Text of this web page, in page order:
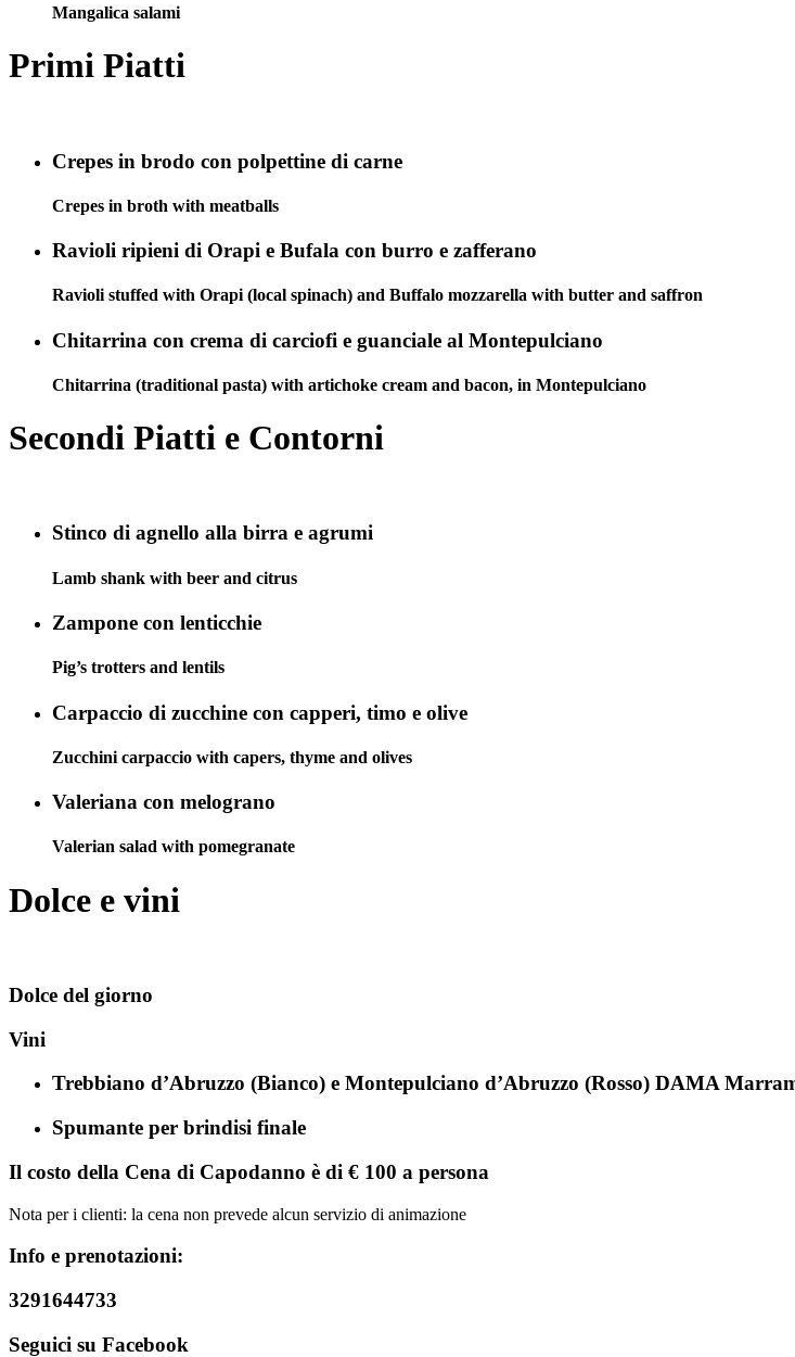
Mangalica salami
Primi Piatti
Crepes in brodo con polpettine di carne
Crepes in broth with meatballs
Ravioli ripieni di Orapi e Bufala con burro e zafferano
Ravioli stuffed with Orapi (local spinach) and Buffalo mozzarella with butter and saffron
Chitarrina con crema di carciofi e guanciale al Montepulciano
Chitarrina (traditional pasta) with artichoke cream and bacon, in Montepulciano
Secondi Piatti e Contorni
Stinco di agnello alla birra e agrumi
Lamb shank with beer and citrus
Zampone con lenticchie
Pig’s trotters and lentils
Carpaccio di zucchine con capperi, timo e olive
Zucchini carpaccio with capers, thyme and olives
Valeriana con melograno
Valerian salad with pomegranate
Dolce e vini
Dolce del giorno
Vini
Trebbiano d’Abruzzo (Bianco) e Montepulciano d’Abruzzo (Rosso) DAMA
Spumante per brindisi finale
Il costo della Cena di Capodanno è di € 100 a persona
Nota per i clienti: la cena non prevede alcun servizio di animazione
Info e prenotazioni:
3291644733
Seguici su Facebook